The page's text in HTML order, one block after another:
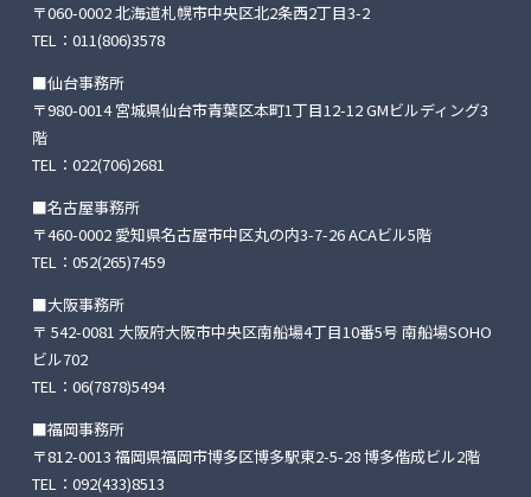
〒060-0002 北海道札幌市中央区北2条西2丁目3-2
TEL： 011(806)3578
■仙台事務所
〒980-0014 宮城県仙台市青葉区本町1丁目12-12GMビルディング3
階
TEL： 022(706)2681
■名古屋事務所
〒460-0002 愛知県名古屋市中区丸の内3-7-26ACAビル5階
TEL： 052(265)7459
■大阪事務所
〒 542-0081 大阪府大阪市中央区南船場4丁目10番5号 南船場SOHO
ビル702
TEL： 06(7878)5494
■福岡事務所
〒812-0013 福岡県福岡市博多区博多駅東2-5-28博多偕成ビル2階
TEL： 092(433)8513